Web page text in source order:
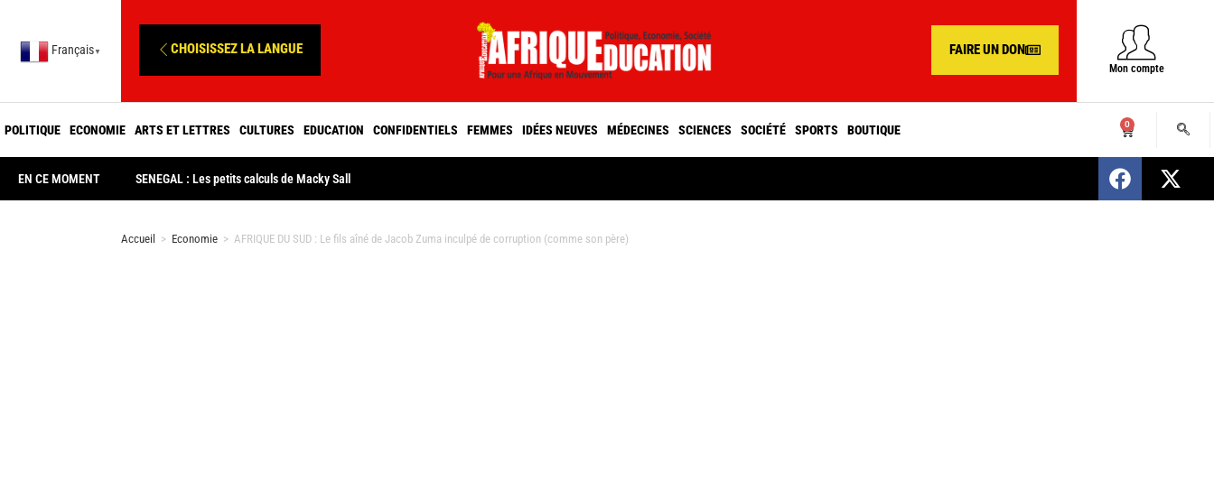
Français ▼ CHOISISSEZ LA LANGUE FAIRE UN DON
Mon compte
POLITIQUE ECONOMIE ARTS ET LETTRES CULTURES EDUCATION CONFIDENTIELS FEMMES IDÉES NEUVES MÉDECINES SCIENCES SOCIÉTÉ SPORTS BOUTIQUE 0
EN CE MOMENT SENEGAL : Les petits calculs de Macky Sall SENEGAL : Nomination d’un nouveau
Accueil > Economie > AFRIQUE DU SUD : Le fils aîné de Jacob Zuma inculpé de corruption (comme son père)